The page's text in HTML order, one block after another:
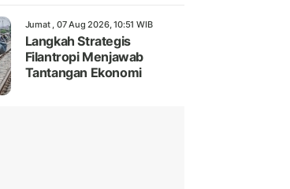
Jumat , 07 Aug 2026, 10:51 WIB
Langkah Strategis
Filantropi Menjawab
Tantangan Ekonomi